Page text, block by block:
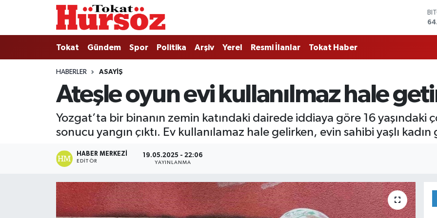
Tokat Gündem Spor Politika Arşiv Yerel Resmi İlanlar Tokat Haber
HABERLER ASAYIŞ
Ateşle oyun evi kullanılmaz hale
Yozgat’ta bir binanın zemin katındaki dairede iddiaya göre 16 yaşındaki
sonucu yangın çıktı. Ev kullanılamaz hale gelirken, evin sahibi yaşlı
HABER MERKEZI
EDITÖR
19.05.2025 - 22:06
YAYINLANMA
Tokat
Türkiye Gündemi
Gündem
Politika
Tokat Spor
Nöbetçi Eczaneler
Hava Durumu
Tokat Namaz Vakitleri
Süper Lig Puan Durumu ve Fikstür
Tüm Manşetler
Son Dakika Haberleri
Haber Arşivi